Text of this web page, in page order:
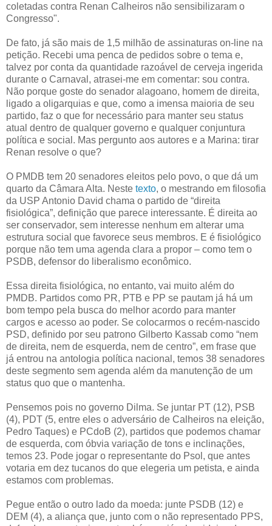
coletadas contra Renan Calheiros não sensibilizaram o
Congresso".
De fato, já são mais de 1,5 milhão de assinaturas on-line na
petição. Recebi uma penca de pedidos sobre o tema e,
talvez por conta da quantidade razoável de cerveja ingerida
durante o Carnaval, atrasei-me em comentar: sou contra.
Não porque goste do senador alagoano, homem de direita,
ligado a oligarquias e que, como a imensa maioria de seu
partido, faz o que for necessário para manter seu status
atual dentro de qualquer governo e qualquer conjuntura
política e social. Mas pergunto aos autores e a Marina: tirar
Renan resolve o que?
O PMDB tem 20 senadores eleitos pelo povo, o que dá um
quarto da Câmara Alta. Neste texto, o mestrando em filosofia
da USP Antonio David chama o partido de “direita
fisiológica”, definição que parece interessante. É direita ao
ser conservador, sem interesse nenhum em alterar uma
estrutura social que favorece seus membros. E é fisiológico
porque não tem uma agenda clara a propor – como tem o
PSDB, defensor do liberalismo econômico.
Essa direita fisiológica, no entanto, vai muito além do
PMDB. Partidos como PR, PTB e PP se pautam já há um
bom tempo pela busca do melhor acordo para manter
cargos e acesso ao poder. Se colocarmos o recém-nascido
PSD, definido por seu patrono Gilberto Kassab como “nem
de direita, nem de esquerda, nem de centro”, em frase que
já entrou na antologia política nacional, temos 38 senadores
deste segmento sem agenda além da manutenção de um
status quo que o mantenha.
Pensemos pois no governo Dilma. Se juntar PT (12), PSB
(4), PDT (5, entre eles o adversário de Calheiros na eleição,
Pedro Taques) e PCdoB (2), partidos que podemos chamar
de esquerda, com óbvia variação de tons e inclinações,
temos 23. Pode jogar o representante do Psol, que antes
votaria em dez tucanos do que elegeria um petista, e ainda
estamos com problemas.
Pegue então o outro lado da moeda: junte PSDB (12) e
DEM (4), a aliança que, junto com o não representado PPS,